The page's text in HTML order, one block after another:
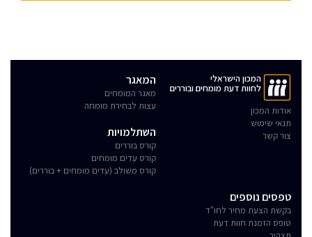
המכון הישראלי
לחוות דעת מומחים ובוררים
אודות המכון
תנאי שימוש
צור קשר
המאגר
מאגר המומחים
עצות לבחירת מומחה
השתלמויות
קורס בוררים
קורס עדים מומחים
קורס משולב (עדים מומחים + בוררים)
טפסים נוספים
בקשת הצעת מחיר לחו"ד
טופס הזמנת חוות דעת